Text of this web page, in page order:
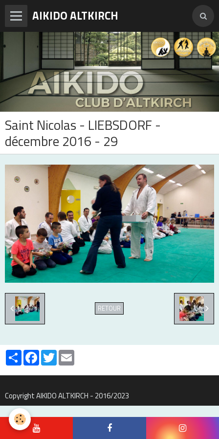
AIKIDO ALTKIRCH
Accueil
Enseignements
Photos
Vidéos
Adresses et horaires
Agenda
Tarifs et inscription
Contact
Saint Nicolas - LIEBSDORF -
décembre 2016 - 29
RETOUR
PartagerFacebook
Twitter
Copyright AIKIDO ALTKIRCH - 2016/2023